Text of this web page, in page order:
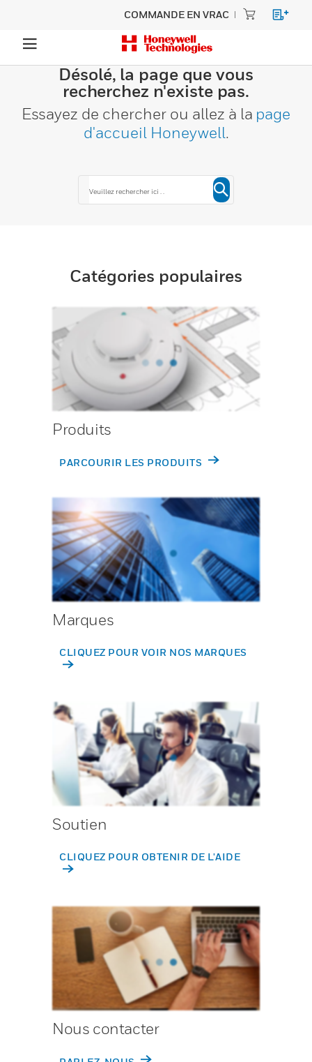
COMMANDE EN VRAC
Désolé, la page que vous
recherchez n'existe pas.
Essayez de chercher ou allez à la page
d'accueil Honeywell.
Catégories populaires
Produits
PARCOURIR LES PRODUITS
Marques
CLIQUEZ POUR VOIR NOS MARQUES
Soutien
CLIQUEZ POUR OBTENIR DE L'AIDE
Nous contacter